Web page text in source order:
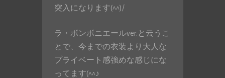
突入になります(^^)/
ラ・ボンボニエールver.と云うこ
とで、今までの衣装より大人な
プライベート感強めな感じにな
ってます(^^♪